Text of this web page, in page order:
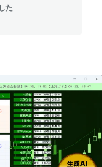
た